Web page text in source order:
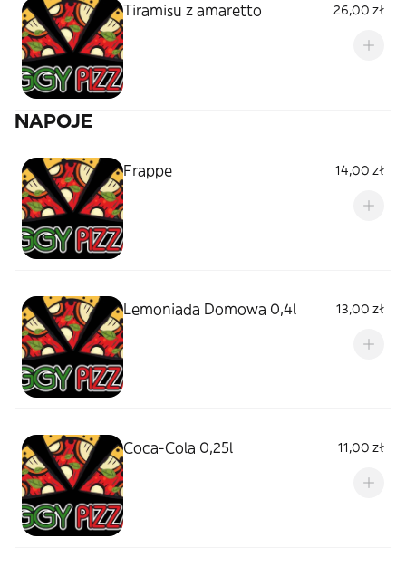
Tiramisu z amaretto 26,00 zł
NAPOJE
Frappe 14,00 zł
Lemoniada Domowa 0,4l 13,00 zł
Coca-Cola 0,25l 11,00 zł